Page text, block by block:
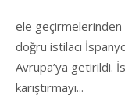
ele geçirmelerinden
doğru istilacı
Avrupa’ya getirildi.
karıştırmayı...